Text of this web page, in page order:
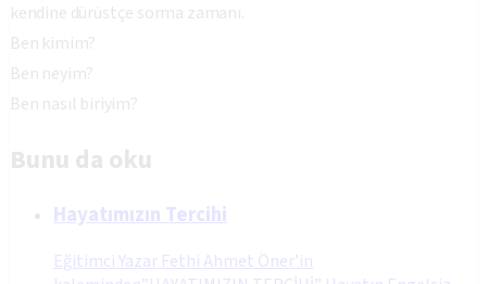
kendine dürüstçe sorma zamanı.
Ben kimim?
Ben neyim?
Ben nasıl biriyim?
Bunu da oku
Hayatımızın Tercihi
Eğitimci Yazar Fethi Ahmet Öner’in